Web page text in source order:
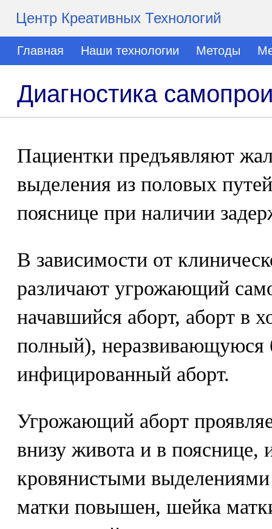
Центр Креативных Технологий
Главная Наши технологии Методы
Диагностика
Пациентки предъявляют
выделения из половых
пояснице при наличии
В зависимости от
различают угрожающий
начавшийся аборт, аборт в
полный), неразвивающуюся
инфицированный аборт.
Угрожающий аборт
внизу живота и в пояснице,
кровянистыми
матки повышен, шейка